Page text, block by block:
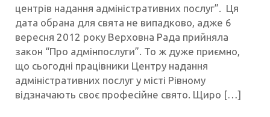
центрів надання адміністративних послуг”. Ця
дата обрана для свята не випадково, адже 6
вересня 2012 року Верховна Рада прийняла
закон “Про адмінпослуги”. То ж дуже приємно,
що сьогодні працівники Центру надання
адміністративних послуг у місті Рівному
відзначають своє професійне свято. Щиро […]